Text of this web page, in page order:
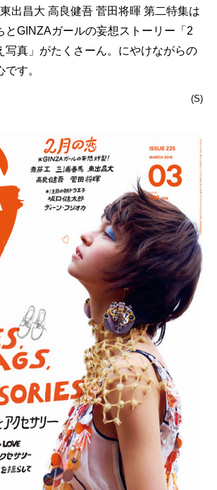
出昌大 高良健吾 菅田将暉 第二特集は
とGINZAガールの妄想ストーリー「2
写真」がたくさーん。にやけながらの
す。
(S)